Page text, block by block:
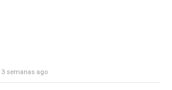
3 semanas ago